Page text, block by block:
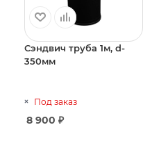
Сэндвич труба 1м, d-
350мм
Под заказ
8 900 ₽